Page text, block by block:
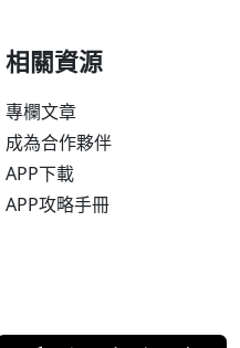
相關資源
專欄文章
成為合作夥伴
APP下載
APP攻略手冊